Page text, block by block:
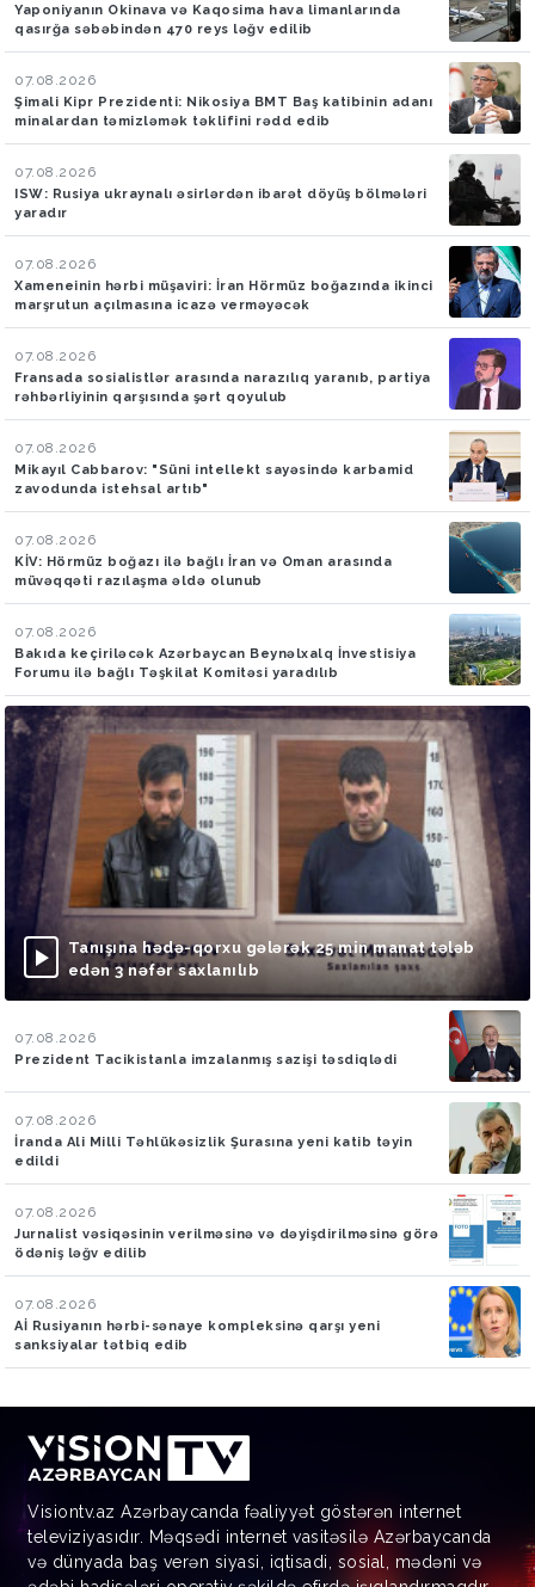
Yaponiyanın Okinava və Kaqosima hava limanlarında
qasırğa səbəbindən 470 reys ləğv edilib
07.08.2026
Şimali Kipr Prezidenti: Nikosiya BMT Baş katibinin adanı
minalardan təmizləmək təklifini rədd edib
07.08.2026
ISW: Rusiya ukraynalı əsirlərdən ibarət döyüş bölmələri
yaradır
07.08.2026
Xameneinin hərbi müşaviri: İran Hörmüz boğazında ikinci
marşrutun açılmasına icazə verməyəcək
07.08.2026
Fransada sosialistlər arasında narazılıq yaranıb, partiya
rəhbərliyinin qarşısında şərt qoyulub
07.08.2026
Mikayıl Cabbarov: "Süni intellekt sayəsində karbamid
zavodunda istehsal artıb"
07.08.2026
KİV: Hörmüz boğazı ilə bağlı İran və Oman arasında
müvəqqəti razılaşma əldə olunub
07.08.2026
Bakıda keçiriləcək Azərbaycan Beynəlxalq İnvestisiya
Forumu ilə bağlı Təşkilat Komitəsi yaradılıb
Tanışına hədə-qorxu gələrək 25 min manat tələb
edən 3 nəfər saxlanılıb
07.08.2026
Prezident Tacikistanla imzalanmış sazişi təsdiqlədi
07.08.2026
İranda Ali Milli Təhlükəsizlik Şurasına yeni katib təyin
edildi
07.08.2026
Jurnalist vəsiqəsinin verilməsinə və dəyişdirilməsinə görə
ödəniş ləğv edilib
07.08.2026
Aİ Rusiyanın hərbi-sənaye kompleksinə qarşı yeni
sanksiyalar tətbiq edib
Visiontv.az Azərbaycanda fəaliyyət göstərən internet
televiziyasıdır. Məqsədi internet vasitəsilə Azərbaycanda
və dünyada baş verən siyasi, iqtisadi, sosial, mədəni və